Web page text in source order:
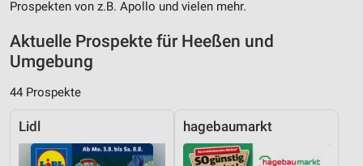
Prospekten von z.B. Apollo und vielen mehr.
Aktuelle Prospekte für Heeßen und
Umgebung
44 Prospekte
Lidl hagebaumarkt